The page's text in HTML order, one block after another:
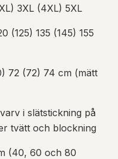
3XL (4XL) 5XL
(125) 135 (145) 155
72 (72) 74 cm (mätt
i slätstickning på
tvätt och blockning
(40, 60 och 80